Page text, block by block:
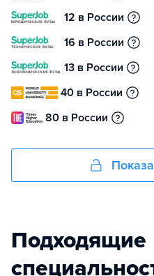
12 в России
16 в России
13 в России
40 в России
80 в России
Подходящие